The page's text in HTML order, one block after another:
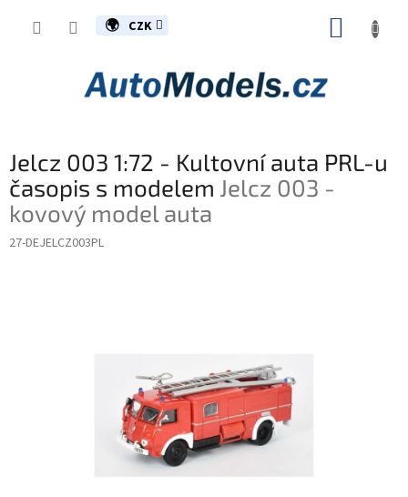
CZK
Jelcz 003 1:72 - Kultovní auta PRL-u
časopis s modelem Jelcz 003 -
kovový model auta
27-DEJELCZ003PL